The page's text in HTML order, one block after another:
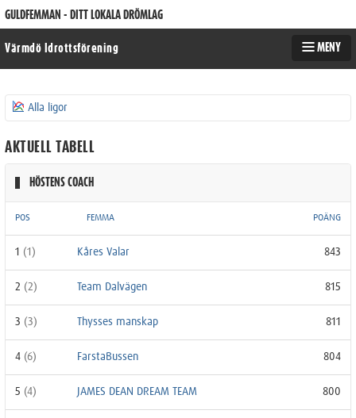
GULDFEMMAN - DITT LOKALA DRÖMLAG
Värmdö Idrottsförening MENY
Alla ligor
AKTUELL TABELL
HÖSTENS COACH
POS FEMMA POÄNG
1 (1) Kåres Valar 843
2 (2) Team Dalvägen 815
3 (3) Thysses manskap 811
4 (6) FarstaBussen 804
5 (4) JAMES DEAN DREAM TEAM 800